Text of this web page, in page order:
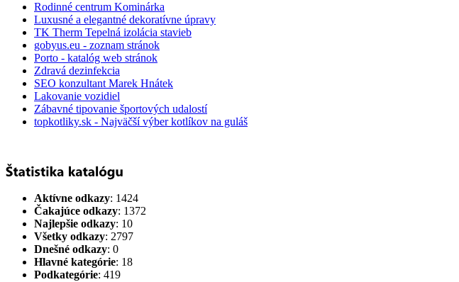
Rodinné centrum Kominárka
Luxusné a elegantné dekoratívne úpravy
TK Therm Tepelná izolácia stavieb
gobyus.eu - zoznam stránok
Porto - katalóg web stránok
Zdravá dezinfekcia
SEO konzultant Marek Hnátek
Lakovanie vozidiel
Zábavné tipovanie športových udalostí
topkotliky.sk - Najväčší výber kotlíkov na guláš
Aktívne odkazy: 1424
Čakajúce odkazy: 1372
Najlepšie odkazy: 10
Všetky odkazy: 2797
Dnešné odkazy: 0
Hlavné kategórie: 18
Podkategórie: 419